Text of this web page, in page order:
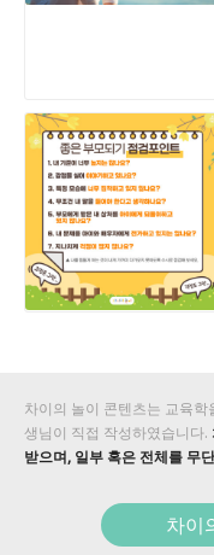
차이의 놀이 콘텐츠는 교육
생님이 직접 작성하였습니다.
받으며, 일부 혹은 전체를 무
차이